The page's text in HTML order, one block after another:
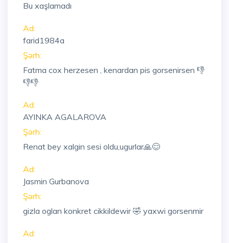
Bu xaşlamadı
Ad:
farid1984a
Şərh:
Fatma cox herzesen , kenardan pis gorsenirsen 👎
👎👎
Ad:
AYINKA AGALAROVA
Şərh:
Renat bey xalgin sesi oldu,ugurlar🙏😊
Ad:
Jasmin Gurbanova
Şərh:
gizla oglan konkret cikkildewir 🤣 yaxwi gorsenmir
Ad: